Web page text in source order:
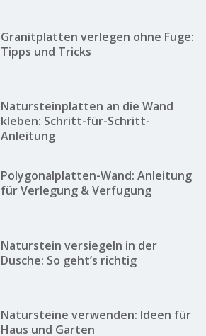
Granitplatten verlegen ohne Fuge:
Tipps und Tricks
Natursteinplatten an die Wand
kleben: Schritt-für-Schritt-
Anleitung
Polygonalplatten-Wand: Anleitung
für Verlegung & Verfugung
Naturstein versiegeln in der
Dusche: So geht’s richtig
Natursteine verwenden: Ideen für
Haus und Garten